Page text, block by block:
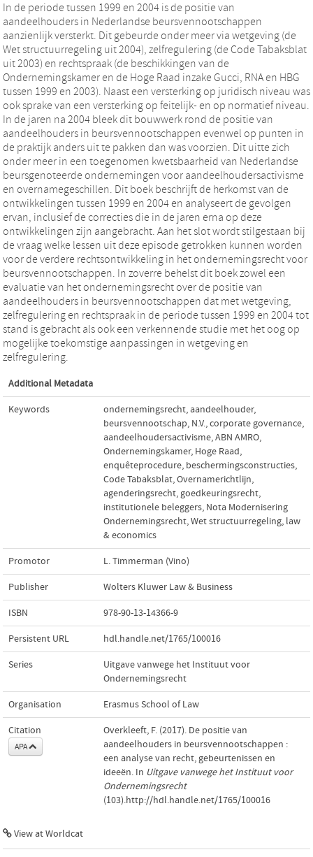
In de periode tussen 1999 en 2004 is de positie van
aandeelhouders in Nederlandse beursvennootschappen
aanzienlijk versterkt. Dit gebeurde onder meer via wetgeving (de
Wet structuurregeling uit 2004), zelfregulering (de Code Tabaksblat
uit 2003) en rechtspraak (de beschikkingen van de
Ondernemingskamer en de Hoge Raad inzake Gucci, RNA en HBG
tussen 1999 en 2003). Naast een versterking op juridisch niveau was
ook sprake van een versterking op feitelijk- en op normatief niveau.
In de jaren na 2004 bleek dit bouwwerk rond de positie van
aandeelhouders in beursvennootschappen evenwel op punten in
de praktijk anders uit te pakken dan was voorzien. Dit uitte zich
onder meer in een toegenomen kwetsbaarheid van Nederlandse
beursgenoteerde ondernemingen voor aandeelhoudersactivisme
en overnamegeschillen. Dit boek beschrijft de herkomst van de
ontwikkelingen tussen 1999 en 2004 en analyseert de gevolgen
ervan, inclusief de correcties die in de jaren erna op deze
ontwikkelingen zijn aangebracht. Aan het slot wordt stilgestaan bij
de vraag welke lessen uit deze episode getrokken kunnen worden
voor de verdere rechtsontwikkeling in het ondernemingsrecht voor
beursvennootschappen. In zoverre behelst dit boek zowel een
evaluatie van het ondernemingsrecht over de positie van
aandeelhouders in beursvennootschappen dat met wetgeving,
zelfregulering en rechtspraak in de periode tussen 1999 en 2004 tot
stand is gebracht als ook een verkennende studie met het oog op
mogelijke toekomstige aanpassingen in wetgeving en
zelfregulering.
Additional Metadata
Keywords ondernemingsrecht, aandeelhouder,
beursvennootschap, N.V.,corporate governance,
aandeelhoudersactivisme,ABN AMRO,
Ondernemingskamer, Hoge Raad,
enquêteprocedure, beschermingsconstructies,
Code Tabaksblat,Overnamerichtlijn,
agenderingsrecht, goedkeuringsrecht,
institutionele beleggers, Nota Modernisering
Ondernemingsrecht,Wet structuurregeling, law
& economics
Promotor L. Timmerman (Vino)
Publisher Wolters Kluwer Law & Business
ISBN 978-90-13-14366-9
Persistent URL hdl.handle.net/1765/100016
Series
Uitgave vanwege het Instituut voor
Ondernemingsrecht
Organisation Erasmus School of Law
Citation
APA
Overkleeft, F. (2017). De positie van
aandeelhouders in beursvennootschappen :
een analyse van recht, gebeurtenissen en
ideeën. In Uitgave vanwege het Instituut voor
Ondernemingsrecht
(103).http://hdl.handle.net/1765/100016
View at Worldcat